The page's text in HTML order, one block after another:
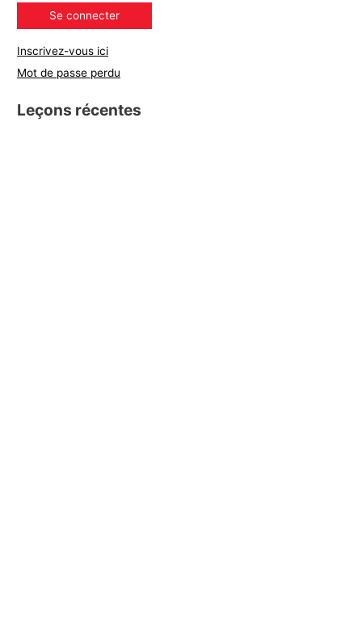
Inscrivez-vous ici
Mot de passe perdu
Leçons récentes